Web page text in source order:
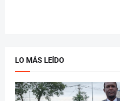
LO MÁS LEÍDO